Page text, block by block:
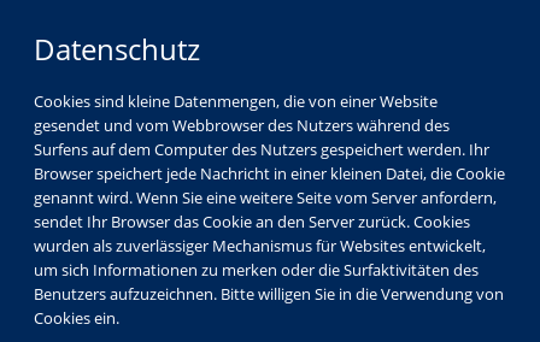
Datenschutz
Cookies sind kleine Datenmengen, die von einer Website
gesendet und vom Webbrowser des Nutzers während des
Surfens auf dem Computer des Nutzers gespeichert werden. Ihr
Browser speichert jede Nachricht in einer kleinen Datei, die Cookie
genannt wird. Wenn Sie eine weitere Seite vom Server anfordern,
sendet Ihr Browser das Cookie an den Server zurück. Cookies
wurden als zuverlässiger Mechanismus für Websites entwickelt,
um sich Informationen zu merken oder die Surfaktivitäten des
Benutzers aufzuzeichnen. Bitte willigen Sie in die Verwendung von
Cookies ein.